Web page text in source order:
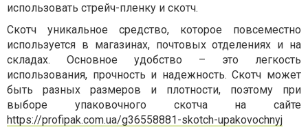
использовать стрейч-пленку и скотч.
Скотч уникальное средство, которое повсеместно
используется в магазинах, почтовых отделениях и на
складах. Основное удобство – это легкость
использования, прочность и надежность. Скотч может
быть разных размеров и плотности, поэтому при
выборе упаковочного скотча на сайте
https://profipak.com.ua/g36558881-skotch-upakovochnyj